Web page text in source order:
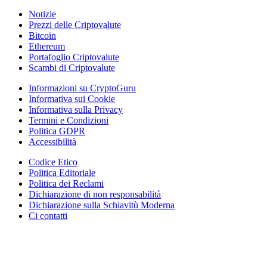
Notizie
Prezzi delle Criptovalute
Bitcoin
Ethereum
Portafoglio Criptovalute
Scambi di Criptovalute
Informazioni su CryptoGuru
Informativa sui Cookie
Informativa sulla Privacy
Termini e Condizioni
Politica GDPR
Accessibilità
Codice Etico
Politica Editoriale
Politica dei Reclami
Dichiarazione di non responsabilità
Dichiarazione sulla Schiavitù Moderna
Ci contatti